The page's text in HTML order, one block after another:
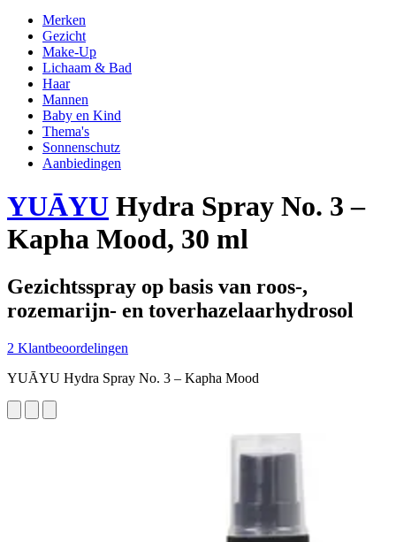
Merken
Gezicht
Make-Up
Lichaam & Bad
Haar
Mannen
Baby en Kind
Thema's
Sonnenschutz
Aanbiedingen
YUĀYU Hydra Spray No. 3 –
Kapha Mood, 30 ml
Gezichtsspray op basis van roos-,
rozemarijn- en toverhazelaarhydrosol
2 Klantbeoordelingen
YUĀYU Hydra Spray No. 3 – Kapha Mood